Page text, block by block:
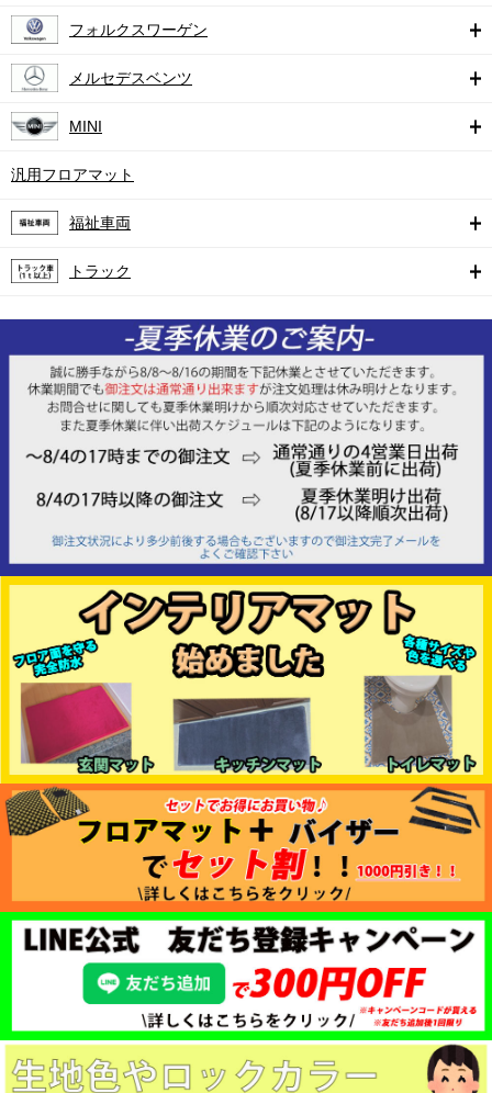
フォルクスワーゲン
メルセデスベンツ
MINI
汎用フロアマット
福祉車両
トラック